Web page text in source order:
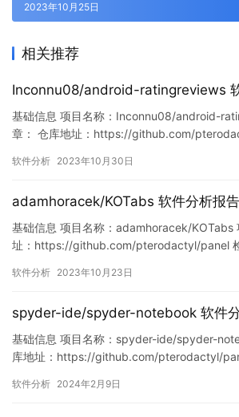
2023年10月25日
相关推荐
Inconnu08/android-ratingreviews
基础信息 项目名称：Inconnu08/android-
章： 仓库地址：https://github.com/
https://www.murphysec.com/console/
软件分析 2023年10月30日
adamhoracek/KOTabs 软件分析报告
基础信息 项目名称：adamhoracek/KOTabs
址：https://github.com/pterodactyl/panel
3760/1715517584707289088 此报告由
软件分析 2023年10月23日
spyder-ide/spyder-notebook 软件
基础信息 项目名称：spyder-ide/spyder-
库地址：https://github.com/pterodactyl/
02976/1755821788789846016 此报告由
软件分析 2024年2月9日